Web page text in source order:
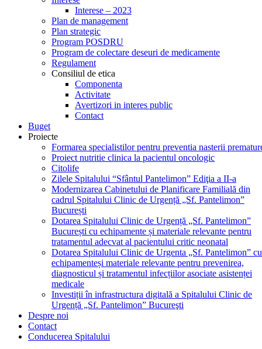
Interese – 2023
Plan de management
Plan strategic
Program POSDRU
Program de colectare deseuri de medicamente
Regulament
Consiliul de etica
Componenta
Activitate
Avertizori in interes public
Contact
Buget
Proiecte
Formarea specialistilor pentru preventia nasterii
Proiect nutritie clinica la pacientul oncologic
Citolife
Zilele Spitalului “Sfântul Pantelimon” Ediţia a II-a
Modernizarea Cabinetului de Planificare Familială din
cadrul Spitalului Clinic de Urgență „Sf. Pantelimon”
București
Dotarea Spitalului Clinic de Urgență „Sf. Pantelimon”
București cu echipamente și materiale relevante pentru
tratamentul adecvat al pacientului critic neonatal
Dotarea Spitalului Clinic de Urgenta „Sf. Pantelimon” cu
echipamenteși materiale relevante pentru prevenirea,
diagnosticul și tratamentul infecțiilor asociate asistenței
medicale
Investiții în infrastructura digitală a Spitalului Clinic de
Urgență „Sf. Pantelimon” Bucureşti
Despre noi
Contact
Conducerea Spitalului